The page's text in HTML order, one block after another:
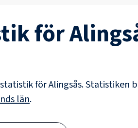
för
för Alingsås. Statistiken
län.